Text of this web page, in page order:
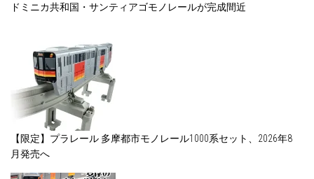
ドミニカ共和国・サンティアゴモノレールが完成間近
【限定】プラレール 多摩都市モノレール1000系セット、2026年8
月発売へ